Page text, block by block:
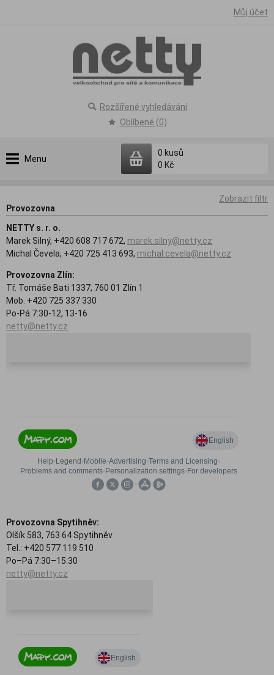
Můj účet
Menu
0 kusů
0 Kč
Rozšířené vyhledávání
Oblíbené (0)
Zobrazit filtr
Provozovna
NETTY s. r. o.
Marek Silný, +420 608 717 672, marek.silny@netty.cz
Michal Čevela, +420 725 413 693, michal.cevela@netty.cz
Provozovna Zlín:
Tř. Tomáše Bati 1337, 760 01 Zlín 1
Mob. +420 725 337 330
Po-Pá 7:30-12, 13-16
netty@netty.cz
Provozovna Spytihněv:
Olšík 583, 763 64 Spytihněv
Tel.: +420 577 119 510
Po–Pá 7:30–15:30
netty@netty.cz